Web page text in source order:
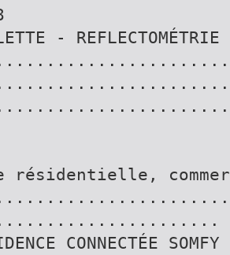
- REFLECTOMÉTRIE
résidentielle,
CONNECTÉE SOMFY